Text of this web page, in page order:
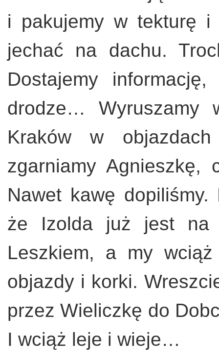
i pakujemy w tekturę
jechać na dachu.
Dostajemy
drodze… Wyruszamy
Kraków w
zgarniamy Agnieszkę,
Nawet kawę
że Izolda już jest
Leszkiem, a my
objazdy i korki.
przez Wieliczkę do
I wciąż leje i wieje…